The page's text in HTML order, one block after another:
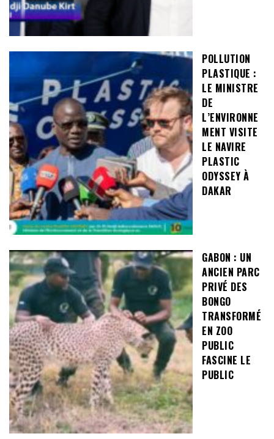
POLLUTION
PLASTIQUE :
LE MINISTRE
DE
L’ENVIRONNE
MENT VISITE
LE NAVIRE
PLASTIC
ODYSSEY À
DAKAR
GABON : UN
ANCIEN PARC
PRIVÉ DES
BONGO
TRANSFORMÉ
EN ZOO
PUBLIC
FASCINE LE
PUBLIC